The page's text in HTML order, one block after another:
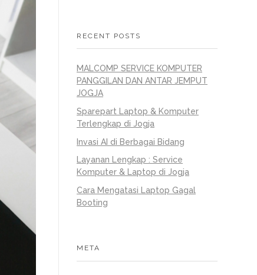
RECENT POSTS
MALCOMP SERVICE KOMPUTER
PANGGILAN DAN ANTAR JEMPUT
JOGJA
Sparepart Laptop & Komputer
Terlengkap di Jogja
Invasi AI di Berbagai Bidang
Layanan Lengkap : Service
Komputer & Laptop di Jogja
Cara Mengatasi Laptop Gagal
Booting
META